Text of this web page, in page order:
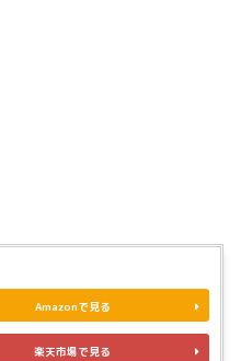
Amazonで見る
楽天市場で見る